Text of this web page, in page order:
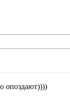
опоздают))))